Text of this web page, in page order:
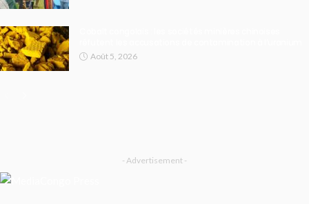
Août 5, 2026
- Advertisement -